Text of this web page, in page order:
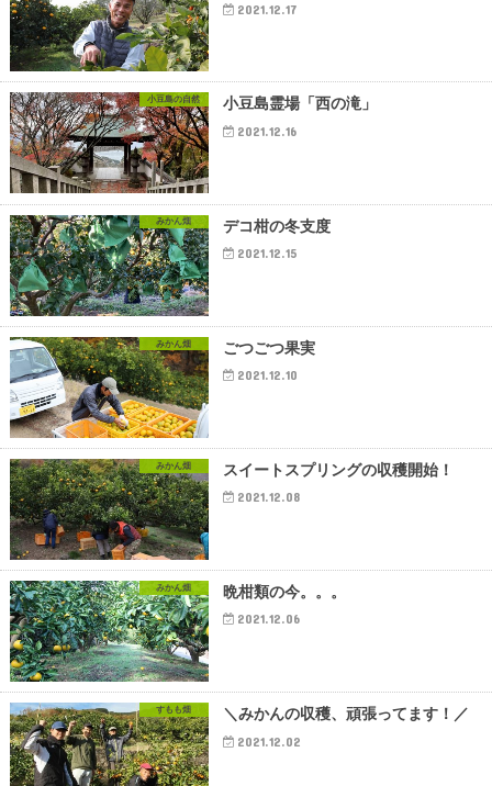
2021.12.17
小豆島の自然 小豆島霊場「西の滝」
2021.12.16
みかん畑 デコ柑の冬支度
2021.12.15
みかん畑 ごつごつ果実
2021.12.10
みかん畑 スイートスプリングの収穫開始！
2021.12.08
みかん畑 晩柑類の今。。。
2021.12.06
すもも畑 ＼みかんの収穫、頑張ってます！／
2021.12.02